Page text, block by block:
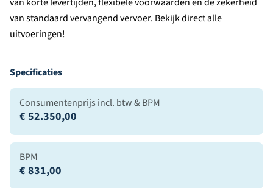
van standaard vervangend vervoer. Bekijk direct alle
uitvoeringen!
Specificaties
Consumentenprijs incl. btw & BPM
€ 52.350,00
BPM
€ 831,00